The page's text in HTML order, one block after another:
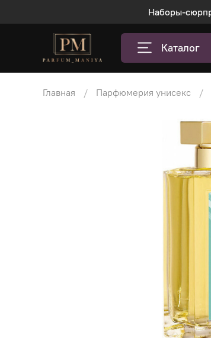
Наборы-
Каталог
Главная Парфюмерия унисекс